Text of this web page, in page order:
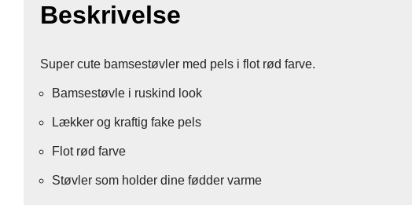
Beskrivelse
Super cute bamsestøvler med pels i flot rød farve.
Bamsestøvle i ruskind look
Lækker og kraftig fake pels
Flot rød farve
Støvler som holder dine fødder varme